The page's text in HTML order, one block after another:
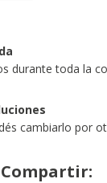
durante toda la
cambiarlo por
Compartir: